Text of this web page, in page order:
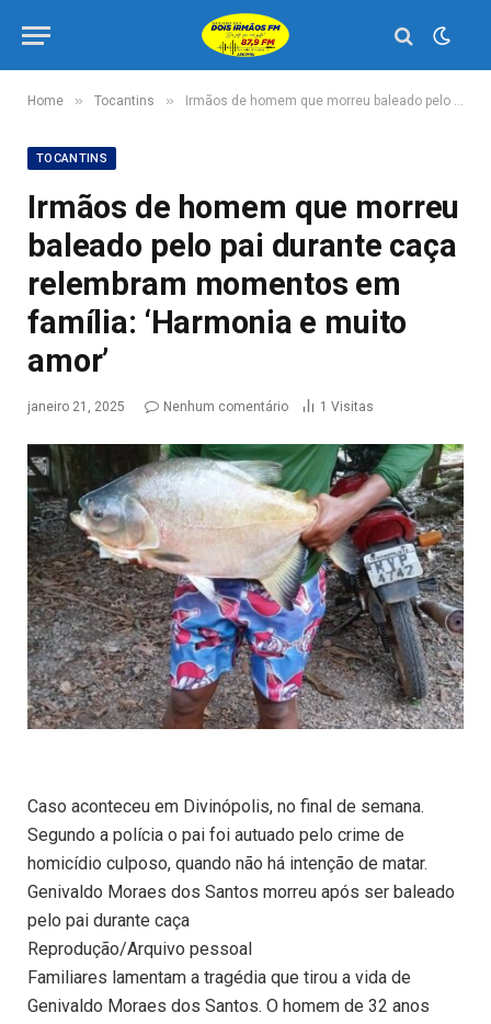
Home » Tocantins » Irmãos de homem que morreu baleado pelo pai durante caça relembram momentos em família: ‘Harmonia e muito amor’
TOCANTINS
Irmãos de homem que morreu
baleado pelo pai durante caça
relembram momentos em
família: ‘Harmonia e muito
amor’
janeiro 21, 2025 Nenhum comentário 1 Visitas
Caso aconteceu em Divinópolis, no final de semana.
Segundo a polícia o pai foi autuado pelo crime de
homicídio culposo, quando não há intenção de matar.
Genivaldo Moraes dos Santos morreu após ser baleado
pelo pai durante caça
Reprodução/Arquivo pessoal
Familiares lamentam a tragédia que tirou a vida de
Genivaldo Moraes dos Santos. O homem de 32 anos